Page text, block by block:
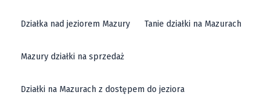
Działka nad jeziorem Mazury Tanie działki na Mazurach
Mazury działki na sprzedaż
Działki na Mazurach z dostępem do jeziora